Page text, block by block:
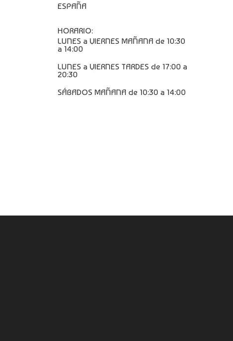
ESPAÑA
HORARIO:
LUNES a VIERNES MAÑANA de 10:30
a 14:00
LUNES a VIERNES TARDES de 17:00 a
20:30
SÁBADOS MAÑANA de 10:30 a 14:00